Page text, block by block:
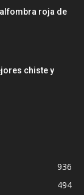
roja de
chiste y
936
494